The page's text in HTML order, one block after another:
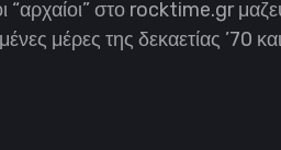
“αρχαίοι” στο rocktime.gr
μέρες της δεκαετίας ’70